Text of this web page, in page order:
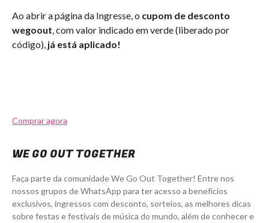
Ao abrir a página da Ingresse, o cupom de desconto
wegoout, com valor indicado em verde (liberado por
código), já está aplicado!
Comprar agora
WE GO OUT TOGETHER
Faça parte da comunidade We Go Out Together! Entre nos
nossos grupos de WhatsApp para ter acesso a benefícios
exclusivos, ingressos com desconto, sorteios, as melhores dicas
sobre festas e festivais de música do mundo, além de conhecer e